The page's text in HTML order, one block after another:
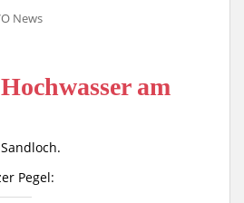
News
am
Pegel: